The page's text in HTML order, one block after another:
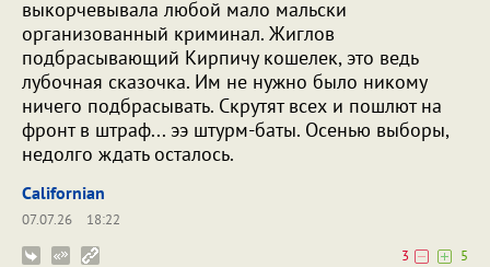
выкорчевывала любой мало мальски
организованный криминал. Жиглов
подбрасывающий Кирпичу кошелек, это ведь
лубочная сказочка. Им не нужно было никому
ничего подбрасывать. Скрутят всех и пошлют на
фронт в штраф... ээ штурм-баты. Осенью выборы,
недолго ждать осталось.
Californian
07.07.26
18:22
3
5